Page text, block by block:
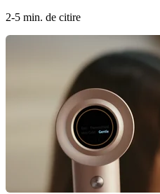
2-5 min. de citire